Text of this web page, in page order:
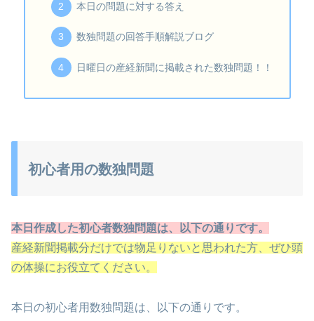
本日の問題に対する答え
数独問題の回答手順解説ブログ
日曜日の産経新聞に掲載された数独問題！！
初心者用の数独問題
本日作成した初心者数独問題は、以下の通りです。
産経新聞掲載分だけでは物足りないと思われた方、ぜひ頭
の体操にお役立てください。
本日の初心者用数独問題は、以下の通りです。